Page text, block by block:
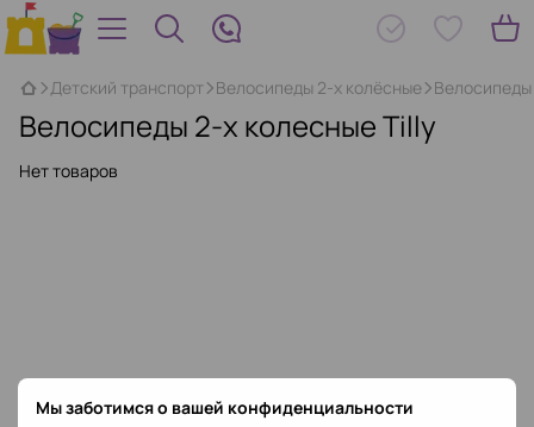
Мы заботимся о вашей конфиденциальности
Детский транспорт Велосипеды 2-х колёсные
Велосипеды 2-х колесные Tilly
Нет товаров